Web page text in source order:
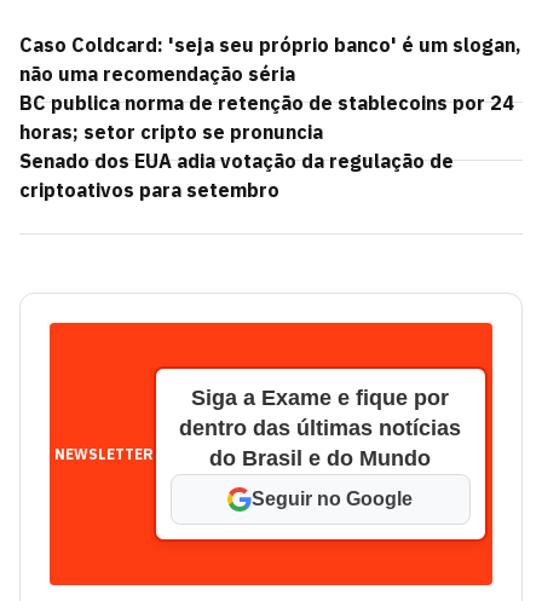
Caso Coldcard: 'seja seu próprio banco' é um slogan,
não uma recomendação séria
BC publica norma de retenção de stablecoins por 24
horas; setor cripto se pronuncia
Senado dos EUA adia votação da regulação de
criptoativos para setembro
NEWSLETTER
Siga a Exame e fique por
dentro das últimas notícias
do Brasil e do Mundo
Seguir no Google